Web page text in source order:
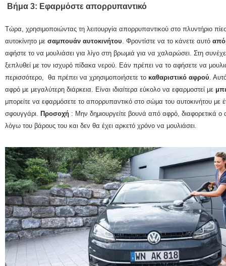
Βήμα 3: Εφαρμόστε απορρυπαντικό
Τώρα, χρησιμοποιώντας τη λειτουργία απορρυπαντικού στο πλυντήριο
αυτοκίνητο με σαμπουάν αυτοκινήτου. Φροντίστε να το κάνετε αυτό
αφήστε το να μουλιάσει για λίγο στη βρωμιά για να χαλαρώσει. Στη
ξεπλυθεί με τον ισχυρό πίδακα νερού. Εάν πρέπει να το αφήσετε να
περισσότερο, θα πρέπει να χρησιμοποιήσετε το καθαριστικό αφρού.
αφρό με μεγαλύτερη διάρκεια. Είναι ιδιαίτερα εύκολο να εφαρμοστεί με
μπορείτε να εφαρμόσετε το απορρυπαντικό στο σώμα του αυτοκινήτου με
σφουγγάρι. Προσοχή : Μην δημιουργείτε βουνά από αφρό, διαφορετικά ο
λόγω του βάρους του και δεν θα έχει αρκετό χρόνο να μουλιάσει.